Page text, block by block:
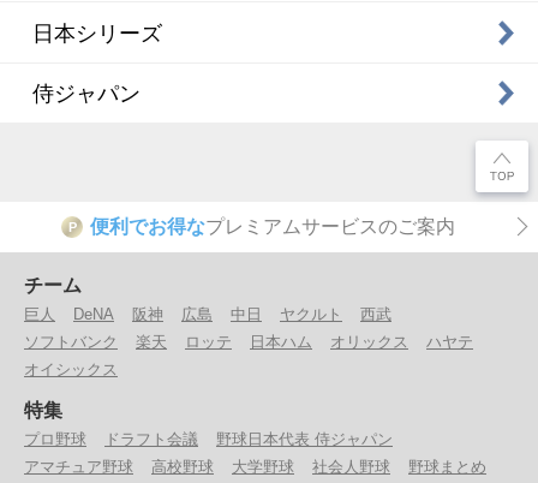
日本シリーズ
侍ジャパン
P 便利でお得なプレミアムサービスのご案内
チーム
巨人 DeNA 阪神 広島 中日 ヤクルト
西武
ソフトバンク
楽天 ロッテ 日本ハム オリックス
ハヤテ
オイシックス
特集
プロ野球 ドラフト会議
野球日本代表 侍ジャパン
アマチュア野球
高校野球 大学野球 社会人野球 野球まとめ